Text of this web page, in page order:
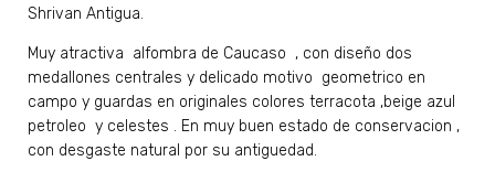
Shrivan Antigua.
Muy atractiva alfombra de Caucaso , con diseño dos
medallones centrales y delicado motivo geometrico en
campo y guardas en originales colores terracota ,beige azul
petroleo y celestes . En muy buen estado de conservacion ,
con desgaste natural por su antiguedad.